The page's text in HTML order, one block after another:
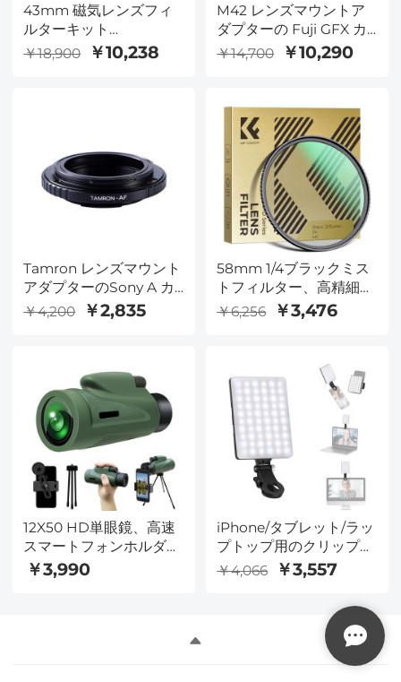
43mm 磁気レンズフィ
ルターキット
GND8+ND8+ND64+ND1000+磁
気アダプターリング 5 in
￥18,900 ￥10,238
M42 レンズマウントア
ダプターの Fuji GFX カ
メラ
￥14,700 ￥10,290
Tamron レンズマウント
アダプターのSony A カ
メラ
￥4,200 ￥2,835
58mm 1/4ブラックミス
トフィルター、高精細、
防水反射防止グリーンフ
￥6,256 ￥3,476
12X50 HD単眼鏡、高速
スマートフォンホルダ
ー、大人と子供の日中お
よび低暗視単眼鏡、防水
￥3,990
iPhone/タブレット/ラッ
プトップ用のクリップと
電話ホルダーを備えたビ
デオ会議ライトキット、
3つのライトモードを備
えた調光可能なCRI
95+、ズームコール/リモ
ートワーク/ライブスト
￥4,066 ￥3,557